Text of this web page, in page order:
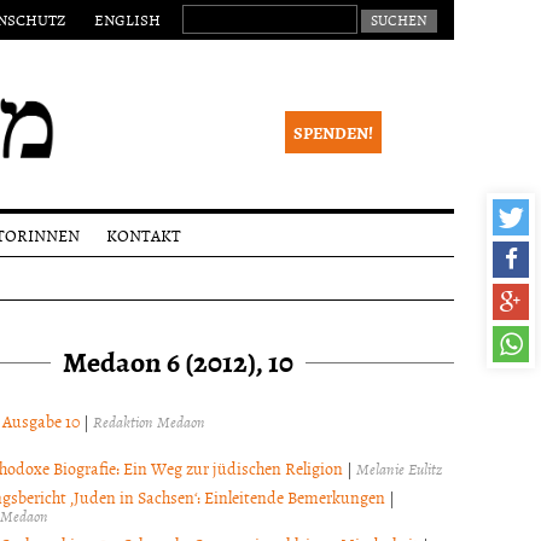
ENGLISH SUCHEN NACH:
SPENDEN!
Begutachtung
KONTAKT
Medaon 6 (2012), 10
10 |Redaktion Medaon
Biografie: Ein Weg zur jüdischen Religion |Melanie Eulitz
‚Juden in Sachsen‘: Einleitende Bemerkungen |